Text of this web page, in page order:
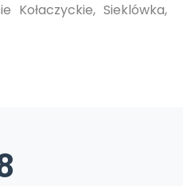
Kołaczyckie, Sieklówka,